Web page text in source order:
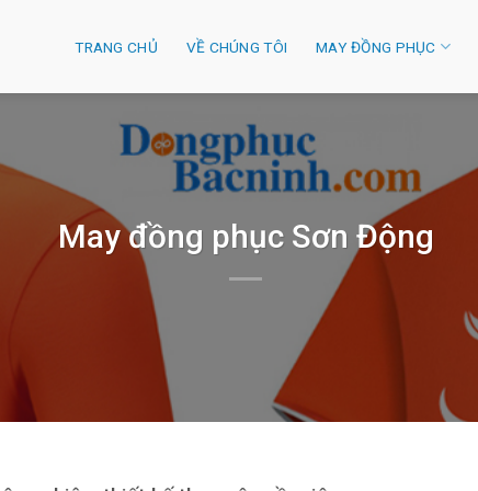
TRANG CHỦ VỀ CHÚNG TÔI MAY ĐỒNG PHỤC
May đồng phục Sơn Động